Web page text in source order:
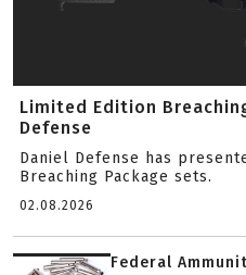
Limited Edition
Defense
Daniel Defense has
Breaching Package sets.
02.08.2026
Federal